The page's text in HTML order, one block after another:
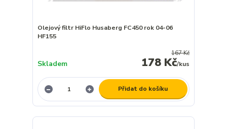
Olejový filtr HiFlo Husaberg FC450 rok 04-06
HF155
167 Kč
178 Kč/kus
Skladem
Přidat do košíku